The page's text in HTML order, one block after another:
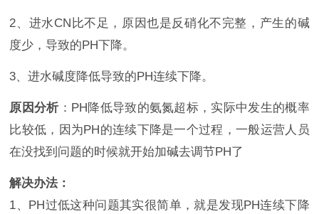
2、 进水CN比不足，原因也是反硝化不完整，产生的碱
度少，导致的PH下降。
3、进水碱度降低导致的PH连续下降。
原因分析 ：PH降低导致的氨氮超标，实际中发生的概率
比较低，因为PH的连续下降是一个过程，一般运营人员
在没找到问题的时候就开始加碱去调节PH了
解决办法：
1、
PH过低这种问题其实很简单，就是发现PH连续下降